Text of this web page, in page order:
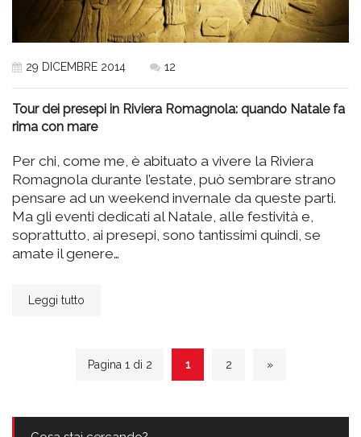
29 DICEMBRE 2014 12
Tour dei presepi in Riviera Romagnola: quando Natale fa
rima con mare
Per chi, come me, è abituato a vivere la Riviera
Romagnola durante l’estate, può sembrare strano
pensare ad un weekend invernale da queste parti.
Ma gli eventi dedicati al Natale, alle festività e,
soprattutto, ai presepi, sono tantissimi quindi, se
amate il genere…
Leggi tutto
Pagina 1 di 2 1 2 »